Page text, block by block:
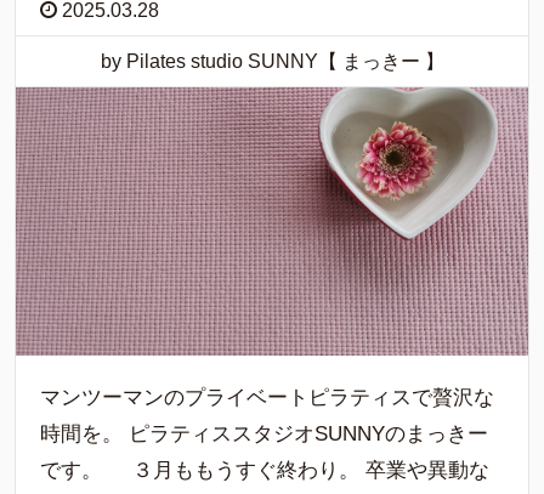
2025.03.28
by Pilates studio SUNNY【 まっきー 】
マンツーマンのプライベートピラティスで贅沢な
時間を。 ピラティススタジオSUNNYのまっきー
です。 ３月ももうすぐ終わり。 卒業や異動な